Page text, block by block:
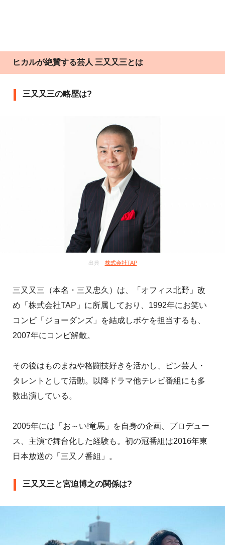
ヒカルが絶賛する芸人 三又又三とは
三又又三の略歴は?
出典 株式会社TAP
三又又三（本名・三又忠久）は、「オフィス北野」改
め「株式会社TAP」に所属しており、1992年にお笑い
コンビ「ジョーダンズ」を結成しボケを担当するも、
2007年にコンビ解散。
その後はものまねや格闘技好きを活かし、ピン芸人・
タレントとして活動。以降ドラマ他テレビ番組にも多
数出演している。
2005年には「お～い!竜馬」を自身の企画、プロデュー
ス、主演で舞台化した経験も。初の冠番組は2016年東
日本放送の「三又ノ番組」。
三又又三と宮迫博之の関係は?